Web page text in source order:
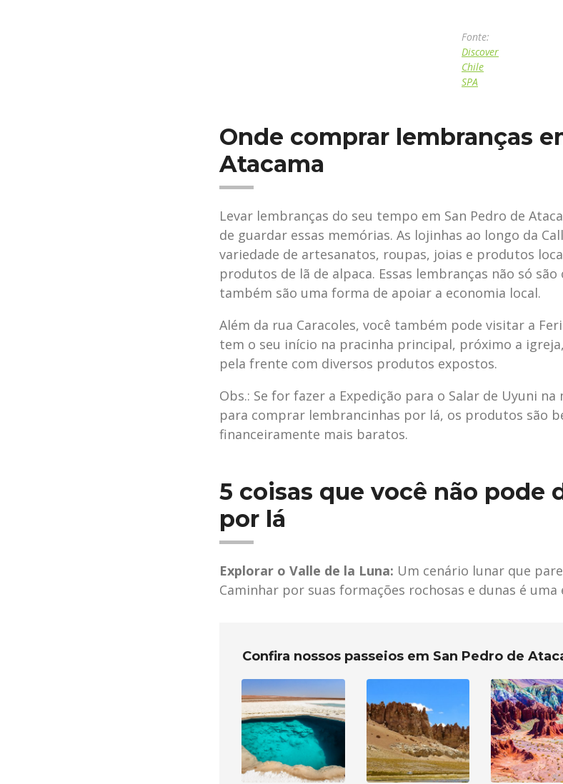
Fonte:
Discover
Chile
SPA
Onde comprar lembranças
Atacama
Levar lembranças do seu tempo em San Pedro de
de guardar essas memórias. As lojinhas ao longo da
variedade de artesanatos, roupas, joias e produtos
produtos de lã de alpaca. Essas lembranças não só
também são uma forma de apoiar a economia local.
Além da rua Caracoles, você também pode visitar a
tem o seu início na pracinha principal, próximo a
pela frente com diversos produtos expostos.
Obs.: Se for fazer a Expedição para o Salar de Uyuni
para comprar lembrancinhas por lá, os produtos são
financeiramente mais baratos.
5 coisas que você não pode
por lá
Explorar o Valle de la Luna: Um cenário lunar que
Caminhar por suas formações rochosas e dunas é uma
Confira nossos passeios em San Pedro de